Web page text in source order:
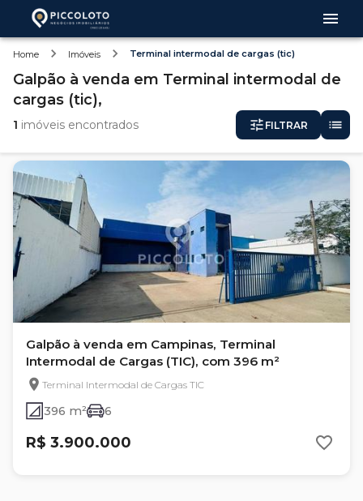
Home Imóveis Terminal intermodal de cargas (tic)
Galpão à venda em Terminal intermodal de
cargas (tic),
1 imóveis encontrados FILTRAR
Galpão à venda em Campinas, Terminal
Intermodal de Cargas (TIC), com 396 m²
Terminal Intermodal de Cargas TIC
396 m² 6
R$ 3.900.000